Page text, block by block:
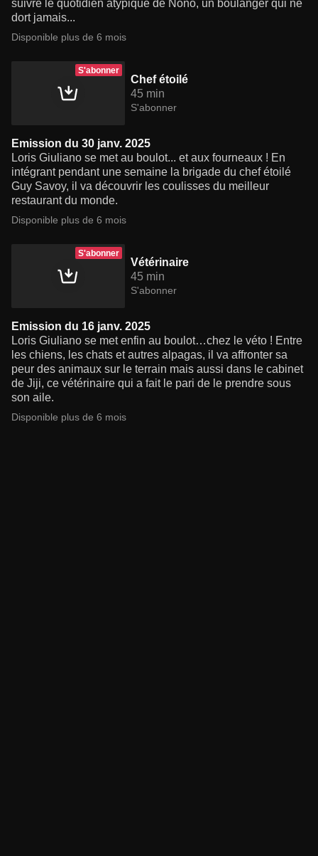
suivre le quotidien atypique de Nono, un boulanger qui ne
dort jamais...
Disponible plus de 6 mois
S'abonner
Chef étoilé
45 min
S'abonner
Emission du 30 janv. 2025
Loris Giuliano se met au boulot... et aux fourneaux ! En
intégrant pendant une semaine la brigade du chef étoilé
Guy Savoy, il va découvrir les coulisses du meilleur
restaurant du monde.
Disponible plus de 6 mois
S'abonner
Vétérinaire
45 min
S'abonner
Emission du 16 janv. 2025
Loris Giuliano se met enfin au boulot…chez le véto ! Entre
les chiens, les chats et autres alpagas, il va affronter sa
peur des animaux sur le terrain mais aussi dans le cabinet
de Jiji, ce vétérinaire qui a fait le pari de le prendre sous
son aile.
Disponible plus de 6 mois